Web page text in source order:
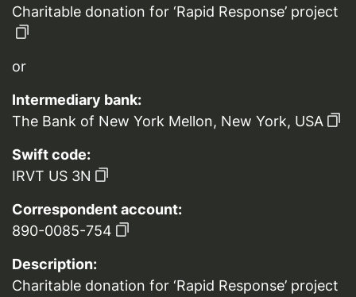
Charitable donation for ‘Rapid Response’ project
or
Intermediary bank:
The Bank of New York Mellon, New York, USA
Swift code:
IRVT US 3N
Correspondent account:
890-0085-754
Description:
Charitable donation for ‘Rapid Response’ project